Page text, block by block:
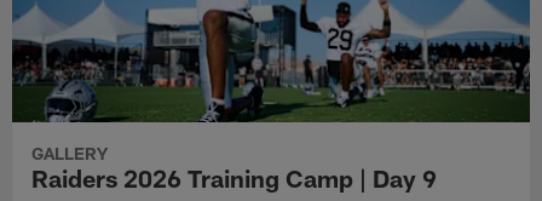
GALLERY
Raiders 2026 Training Camp | Day 9